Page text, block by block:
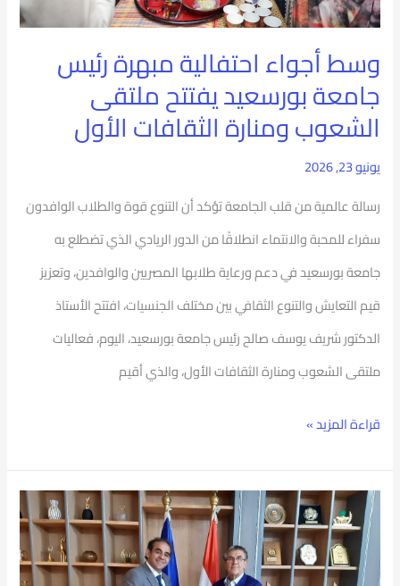
وسط أجواء احتفالية مبهرة رئيس
جامعة بورسعيد يفتتح ملتقى
الشعوب ومنارة الثقافات الأول
يونيو 23, 2026
رسالة عالمية من قلب الجامعة تؤكد أن التنوع قوة والطلاب الوافدون
سفراء للمحبة والانتماء انطلاقًا من الدور الريادي الذي تضطلع به
جامعة بورسعيد في دعم ورعاية طلابها المصريين والوافدين، وتعزيز
قيم التعايش والتنوع الثقافي بين مختلف الجنسيات، افتتح الأستاذ
الدكتور شريف يوسف صالح رئيس جامعة بورسعيد، اليوم، فعاليات
ملتقى الشعوب ومنارة الثقافات الأول، والذي أقيم
يفتتح
ملتقى
الشعوب
ومنارة
الثقافات
الأول
قراءة المزيد »
رئيس
جامعة
بورسعيد